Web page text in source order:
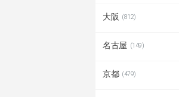
大阪 (812)
名古屋 (149)
京都 (479)